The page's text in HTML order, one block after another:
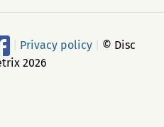
Privacy policy
© Disc
2026